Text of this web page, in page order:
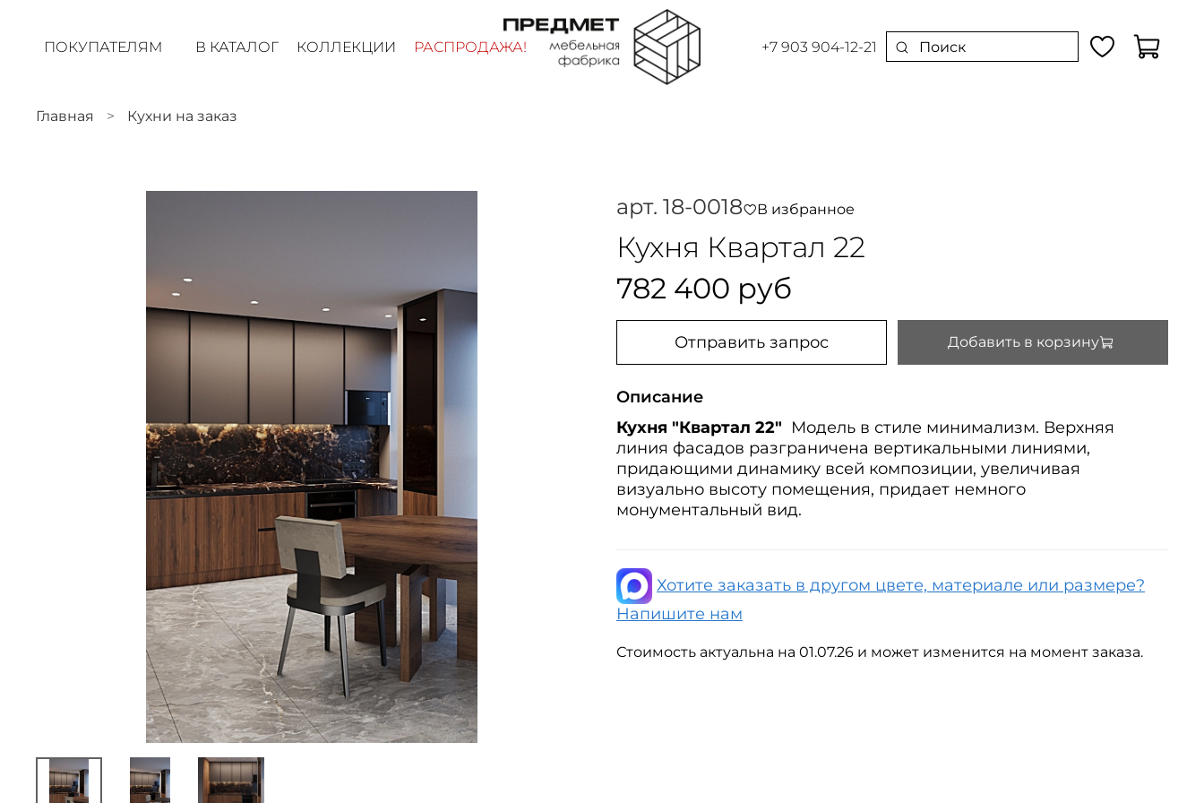
+7 903 904-12-21
ПОКУПАТЕЛЯМ В КАТАЛОГ КОЛЛЕКЦИИ РАСПРОДАЖА!
Главная Кухни на заказ
арт. 18-0018 В избранное
Кухня Квартал 22
782 400 руб
Отправить запрос Добавить в корзину
Описание
Кухня "Квартал 22" Модель в стиле минимализм. Верхняя
линия фасадов разграничена вертикальными линиями,
придающими динамику всей композиции, увеличивая
визуально высоту помещения, придает немного
монументальный вид.
Хотите заказать в другом цвете, материале или размере?
Напишите нам
Стоимость актуальна на 01.07.26 и может изменится на момент заказа.